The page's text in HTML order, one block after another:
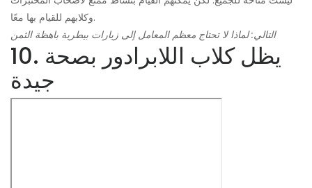
وكلابهم للقيام بها معًا.
التالي: لماذا لا تحتاج معظم المعامل إلى زيارات بيطرية باهظة الثمن
10. يظل كلاب اللابرادور بصحة
جيدة